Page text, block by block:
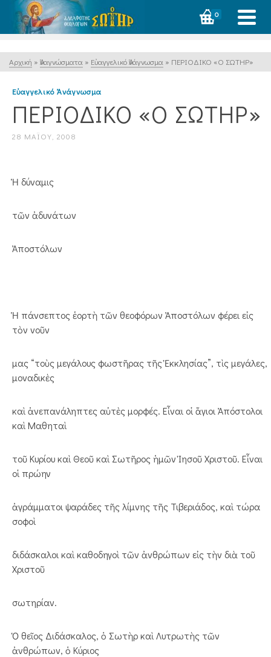
0
Αρχική » Ἀναγνώσματα » Εὐαγγελικό Ἀνάγνωσμα » ΠΕΡΙΟΔΙΚΟ «Ο ΣΩΤΗΡ»
Εὐαγγελικό Ἀνάγνωσμα
ΠΕΡΙΟΔΙΚΟ «Ο ΣΩΤΗΡ»
28 ΜΑΪ́ΟΥ, 2008
Ἡ δύναμις
τῶν ἀδυνάτων
Ἀποστόλων
Ἡ πάνσεπτος ἑορτὴ τῶν θεοφόρων Ἀποστόλων φέρει εἰς
τὸν νοῦν
μας “τοὺς μεγάλους φωστῆρας τῆς Ἐκκλησίας”, τὶς μεγάλες,
μοναδικὲς
καὶ ἀνεπανάληπτες αὐτὲς μορφές. Εἶναι οἱ ἅγιοι Ἀπόστολοι
καὶ Μαθηταὶ
τοῦ Κυρίου καὶ Θεοῦ καὶ Σωτῆρος ἡμῶν Ἰησοῦ Χριστοῦ. Εἶναι
οἱ πρώην
ἀγράμματοι ψαράδες τῆς λίμνης τῆς Τιβεριάδος, καὶ τώρα
σοφοὶ
διδάσκαλοι καὶ καθοδηγοὶ τῶν ἀνθρώπων εἰς τὴν διὰ τοῦ
Χριστοῦ
σωτηρίαν.
Ὁ θεῖος Διδάσκαλος, ὁ Σωτὴρ καὶ Λυτρωτὴς τῶν
ἀνθρώπων, ὁ Κύριος